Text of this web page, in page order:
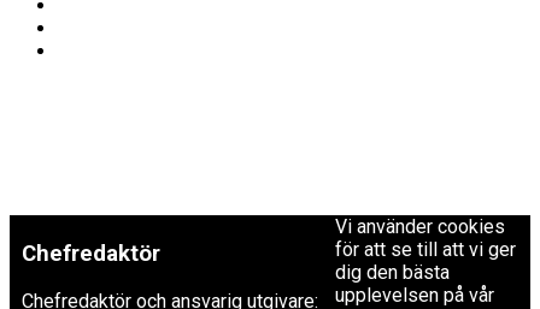
Chefredaktör
Chefredaktör och ansvarig utgivare:
Vi använder cookies
för att se till att vi ger
dig den bästa
upplevelsen på vår